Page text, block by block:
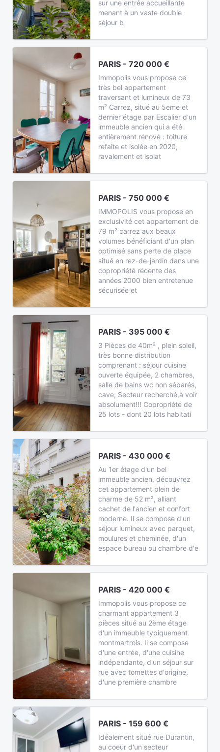
sur une entrée accueillante
menant à un vaste double
séjour b
PARIS - 720 000 €
Immopolis vous propose ce
très bel appartement
traversant et lumineux de 73
m² Carrez, situé au 5eme et
dernier étage par Escalier d'un
immeuble ancien qui a été
entièrement rénové : toiture
refaite et isolée en 2020,
ravalement et isolat
PARIS - 750 000 €
IMMOPOLIS vous propose en
exclusivité cet appartement de
79 m² carrez aux beaux
volumes bénéficiant d'un plan
optimisé sans perte de place
situé en rez-de-jardin dans une
copropriété récente des
années 2000 bien entretenue
sécurisée et
PARIS - 395 000 €
3 Pièces de 40m² , plein soleil,
très bonne distribution
comprenant : séjour cuisine
ouverte équipée, 2 chambres,
salle de bains wc non séparés,
cave; Secteur recherché,à voir
absolument!!! Copropriété de
25 lots - dont 20 lots habitati
PARIS - 430 000 €
Au 1er étage d'un bel
immeuble ancien, découvrez
cet appartement plein de
charme de 52 m², alliant
cachet de l'ancien et confort
moderne. Il se compose d'un
séjour lumineux avec parquet,
moulures et cheminée, d'un
espace bureau ou chambre d'e
PARIS - 420 000 €
Immopolis vous propose ce
charmant appartement 3
pièces situé au 2ème étage
d'un immeuble typiquement
montmartrois. Il se compose
d'une entrée, d'une cuisine
indépendante, d'un séjour sur
rue avec tomettes d'origine,
d'une première chambre
PARIS - 159 600 €
Idéalement situé rue Durantin,
au coeur d'un secteur